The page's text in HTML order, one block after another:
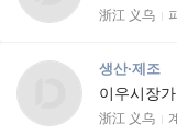
浙江 义乌
생산·제조
이우시장
浙江 义乌